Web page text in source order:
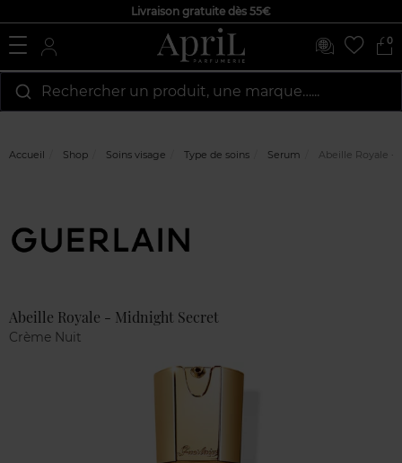
Livraison gratuite dès 55€
0
Rechercher un produit, une marque…...
Accueil Shop Soins visage Type de soins Serum Abeille Royale -
Abeille Royale - Midnight Secret
Crème Nuit